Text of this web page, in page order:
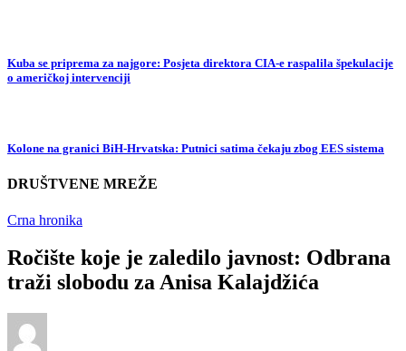
Kuba se priprema za najgore: Posjeta direktora CIA-e raspalila špekulacije
o američkoj intervenciji
Kolone na granici BiH-Hrvatska: Putnici satima čekaju zbog EES sistema
DRUŠTVENE MREŽE
Crna hronika
Ročište koje je zaledilo javnost: Odbrana
traži slobodu za Anisa Kalajdžića